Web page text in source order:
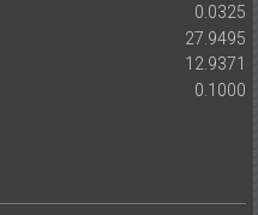
0.0325
27.9495
12.9371
0.1000